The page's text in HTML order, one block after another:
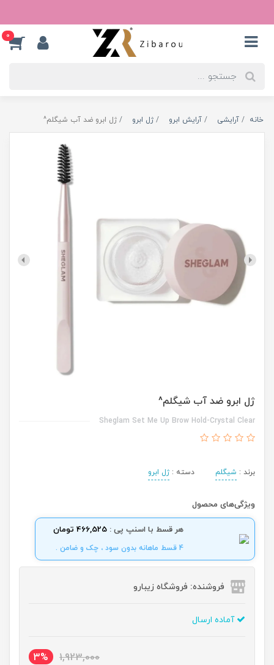
0
خانه آرایشی آرایش ابرو ژل ابرو ژل ابرو ضد آب شیگلم^
ژل ابرو ضد آب شیگلم^
Sheglam Set Me Up Brow Hold-Crystal Clear
برند : شیگلم دسته : ژل ابرو
ویژگی‌های محصول
هر قسط با اسنپ پی : 466,525 تومان
4 قسط ماهانه بدون سود ، چک و ضامن .
فروشنده: فروشگاه زیبارو
آماده ارسال
1,923,000
3%